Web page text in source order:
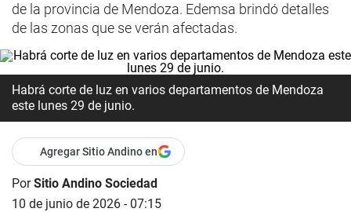
de la provincia de Mendoza. Edemsa brindó detalles
de las zonas que se verán afectadas.
Habrá corte de luz en varios departamentos de Mendoza
este lunes 29 de junio.
Agregar Sitio Andino en
PorSitio Andino Sociedad
10 de junio de 2026 - 07:15